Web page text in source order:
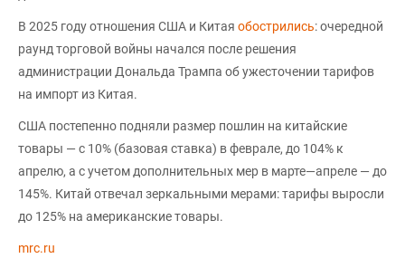
В 2025 году отношения США и Китая обострились: очередной
раунд торговой войны начался после решения
администрации Дональда Трампа об ужесточении тарифов
на импорт из Китая.
США постепенно подняли размер пошлин на китайские
товары — с 10% (базовая ставка) в феврале, до 104% к
апрелю, а с учетом дополнительных мер в марте—апреле — до
145%. Китай отвечал зеркальными мерами: тарифы выросли
до 125% на американские товары.
mrc.ru